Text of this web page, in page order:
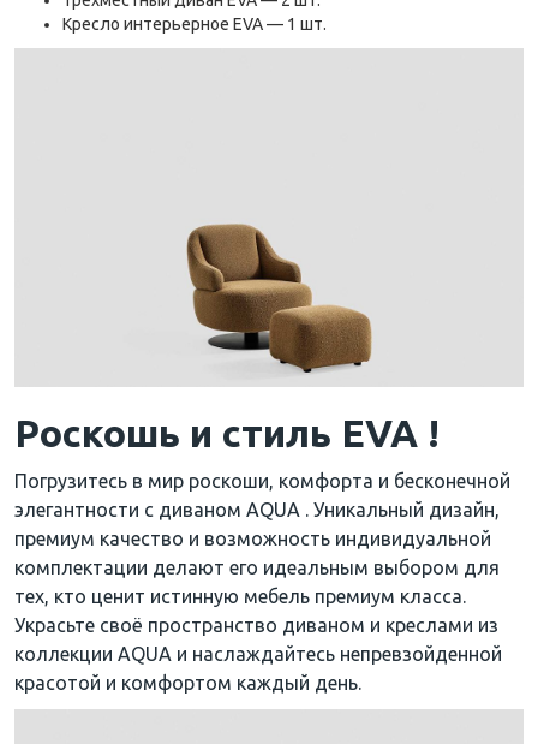
Кресло интерьерное EVA — 1 шт.
Роскошь и стиль EVA !
Погрузитесь в мир роскоши, комфорта и бесконечной
элегантности с диваном AQUA . Уникальный дизайн,
премиум качество и возможность индивидуальной
комплектации делают его идеальным выбором для
тех, кто ценит истинную мебель премиум класса.
Украсьте своё пространство диваном и креслами из
коллекции AQUA и наслаждайтесь непревзойденной
красотой и комфортом каждый день.